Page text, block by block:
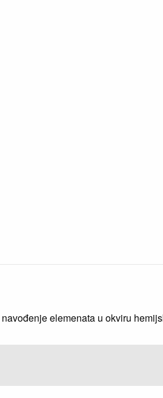
elemenata u okviru